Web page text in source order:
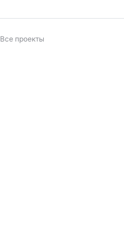
Все проекты